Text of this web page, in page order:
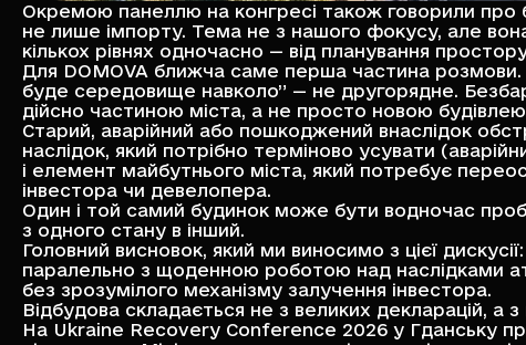
Окремою панеллю на конгресі також говорили про
не лише імпорту. Тема не з нашого фокусу, але
кількох рівнях одночасно — від планування
Для DOMOVA ближча саме перша частина
буде середовище навколо” — не другорядне.
дійсно частиною міста, а не просто новою
Старий, аварійний або пошкоджений внаслідок
наслідок, який потрібно терміново усувати
і елемент майбутнього міста, який потребує
інвестора чи девелопера.
Один і той самий будинок може бути водночас
з одного стану в інший.
Головний висновок, який ми виносимо з цієї
паралельно з щоденною роботою над наслідками
без зрозумілого механізму залучення інвестора.
Відбудова складається не з великих декларацій, а
На Ukraine Recovery Conference 2026 у Гданську